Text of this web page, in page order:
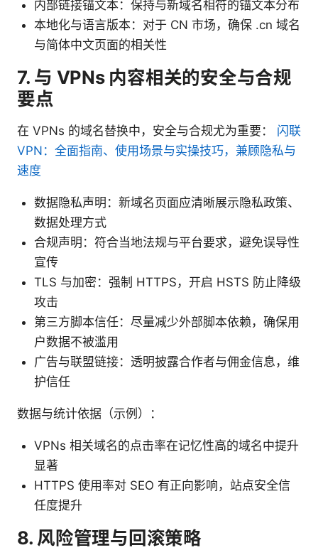
内部链接锚文本：保持与新域名相符的锚文本分布
本地化与语言版本：对于 CN 市场，确保 .cn 域名
与简体中文页面的相关性
7. 与 VPNs 内容相关的安全与合规
要点
在 VPNs 的域名替换中，安全与合规尤为重要： 闪联
VPN：全面指南、使用场景与实操技巧，兼顾隐私与
速度
数据隐私声明：新域名页面应清晰展示隐私政策、
数据处理方式
合规声明：符合当地法规与平台要求，避免误导性
宣传
TLS 与加密：强制 HTTPS，开启 HSTS 防止降级
攻击
第三方脚本信任：尽量减少外部脚本依赖，确保用
户数据不被滥用
广告与联盟链接：透明披露合作者与佣金信息，维
护信任
数据与统计依据（示例）：
VPNs 相关域名的点击率在记忆性高的域名中提升
显著
HTTPS 使用率对 SEO 有正向影响，站点安全信
任度提升
8. 风险管理与回滚策略